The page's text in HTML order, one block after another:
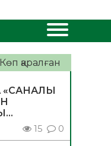
Көп қаралған
15 0